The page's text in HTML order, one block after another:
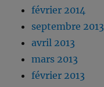
février 2014
septembre 2013
avril 2013
mars 2013
février 2013